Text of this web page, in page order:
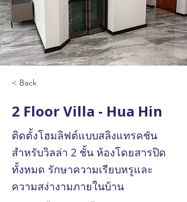
< Back
2 Floor Villa - Hua Hin
ติดตั้งโฮมลิฟต์แบบสลิงแทรคชัน
สำหรับวิลล่า 2 ชั้น ห้องโดยสารปิด
ทั้งหมด รักษาความเรียบหรูและ
ความสง่างามภายในบ้าน